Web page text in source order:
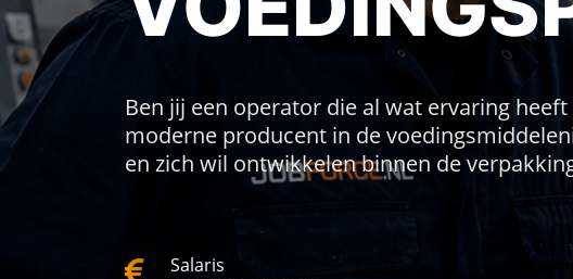
Ben jij een operator die al wat ervaring
moderne producent in de
en zich wil ontwikkelen binnen de
Salaris